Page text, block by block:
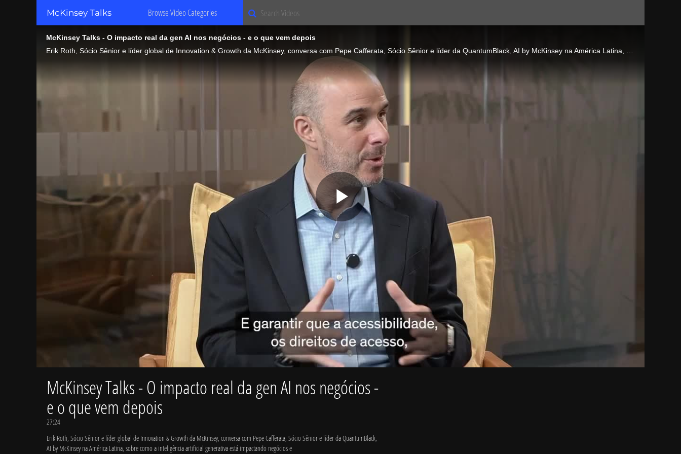
McKinsey Talks Browse VideoCategories Search Videos
McKinsey Talks - O impacto real da gen AI nos negócios - e o que vem depois
Play
Video
McKinsey Talks - O impacto real da gen AI nos negócios -
e o que vem depois
27:24
Erik Roth, Sócio Sênior e líder global de Innovation & Growth da McKinsey, conversa com Pepe Cafferata, Sócio Sênior e líder da QuantumBlack,
AI by McKinsey na América Latina, sobre como a inteligência artificial generativa está impactando negócios e